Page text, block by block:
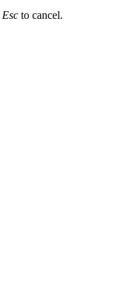
Esc to cancel.